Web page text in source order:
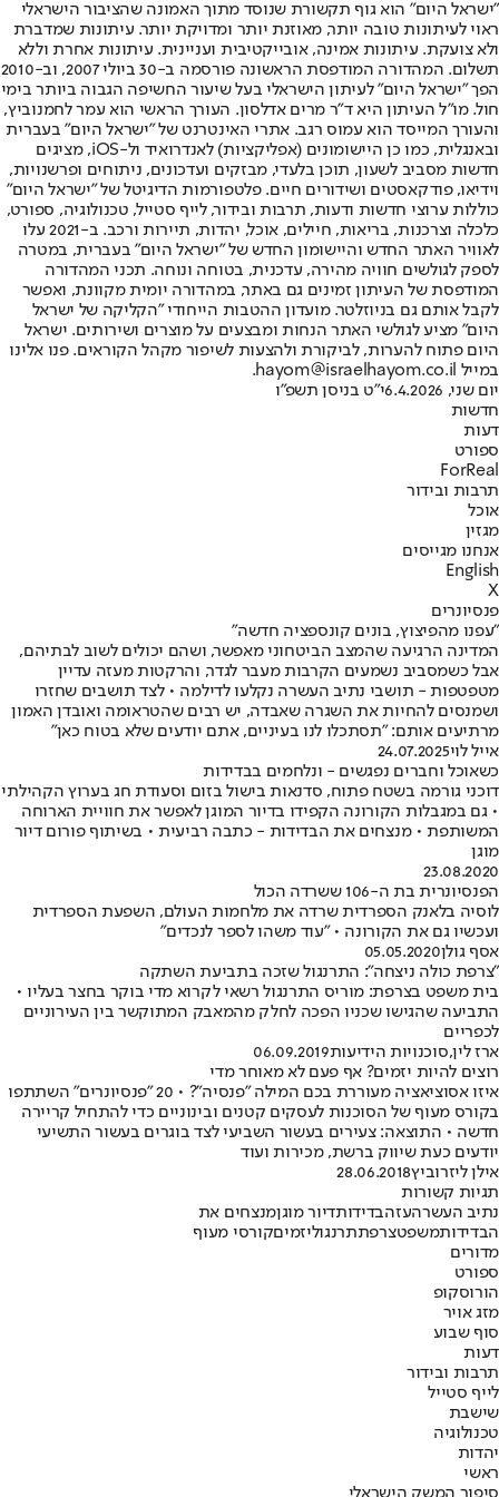
"ישראל היום" הוא גוף תקשורת שנוסד מתוך האמונה שהציבור הישראלי
ראוי לעיתונות טובה יותר, מאוזנת יותר ומדויקת יותר. עיתונות שמדברת
ולא צועקת. עיתונות אמינה, אובייקטיבית ועניינית. עיתונות אחרת וללא
תשלום. המהדורה המודפסת הראשונה פורסמה ב-30 ביולי 2007, וב-2010
הפך "ישראל היום" לעיתון הישראלי בעל שיעור החשיפה הגבוה ביותר בימי
חול. מו"ל העיתון היא ד"ר מרים אדלסון. העורך הראשי הוא עמר לחמנוביץ,
והעורך המייסד הוא עמוס רגב. אתרי האינטרנט של "ישראל היום" בעברית
ובאנגלית, כמו כן היישומונים (אפליקציות) לאנדרואיד ול-iOS, מציגים
חדשות מסביב לשעון, תוכן בלעדי, מבזקים ועדכונים, ניתוחים ופרשנויות,
וידיאו, פודקאסטים ושידורים חיים. פלטפורמות הדיגיטל של "ישראל היום"
כוללות ערוצי חדשות ודעות, תרבות ובידור, לייף סטייל, טכנולוגיה, ספורט,
כלכלה וצרכנות, בריאות, חיילים, אוכל, יהדות, תיירות ורכב. ב-2021 עלו
לאוויר האתר החדש והיישומון החדש של "ישראל היום" בעברית, במטרה
לספק לגולשים חוויה מהירה, עדכנית, בטוחה ונוחה. תכני המהדורה
המודפסת של העיתון זמינים גם באתר, במהדורה יומית מקוונת, ואפשר
לקבל אותם גם בניוזלטר. מועדון ההטבות הייחודי "הקליקה של ישראל
היום" מציע לגולשי האתר הנחות ומבצעים על מוצרים ושירותים. ישראל
היום פתוח להערות, לביקורת ולהצעות לשיפור מקהל הקוראים. פנו אלינו
במייל hayom@israelhayom.co.il.
יום שני, 6.4.2026
י"ט בניסן תשפ"ו
חדשות
דעות
ספורט
ForReal
תרבות ובידור
אוכל
מגזין
אנחנו מגייסים
English
X
פנסיונרים
"עפנו מהפיצוץ, בונים קונספציה חדשה"
המדינה הרגיעה שהמצב הביטחוני מאפשר, ושהם יכולים לשוב לבתיהם,
אבל כשמסביב נשמעים הקרבות מעבר לגדר, והרקטות מעזה עדיין
מטפטפות - תושבי נתיב העשרה נקלעו לדילמה • לצד תושבים שחזרו
ושמנסים להחיות את השגרה שאבדה, יש רבים שהטראומה ואובדן האמון
מרתיעים אותם: "תסתכלו לנו בעיניים, אתם יודעים שלא בטוח כאן"
אייל לוי24.07.2025
כשאוכל וחברים נפגשים - ונלחמים בבדידות
דוכני גורמה בשטח פתוח, סדנאות בישול בזום וסעודת חג בערוץ הקהילתי
• גם במגבלות הקורונה הקפידו בדיור המוגן לאפשר את חוויית הארוחה
המשותפת • מנצחים את הבדידות - כתבה רביעית • בשיתוף פורום דיור
מוגן
23.08.2020
הפנסיונרית בת ה-106 ששרדה הכול
לוסיה בלאנק הספרדית שרדה את מלחמות העולם, השפעת הספרדית
ועכשיו גם את הקורונה • "עוד משהו לספר לנכדים"
אסף גולן05.05.2020
"צרפת כולה ניצחה": התרנגול שזכה בתביעת השתקה
בית משפט בצרפת: מוריס התרנגול רשאי לקרוא מדי בוקר בחצר בעליו •
התביעה שהגישו שכניו הפכה לחלק מהמאבק המתוקשר בין העירוניים
לכפריים
ארז לין,סוכנויות הידיעות06.09.2019
רוצים להיות יזמים? אף פעם לא מאוחר מדי
איזו אסוציאציה מעוררת בכם המילה "פנסיה"? • 20 "פנסיונרים" השתתפו
בקורס מעוף של הסוכנות לעסקים קטנים ובינוניים כדי להתחיל קריירה
חדשה • התוצאה: צעירים בעשור השביעי לצד בוגרים בעשור התשיעי
יודעים כעת שיווק ברשת, מכירות ועוד
אילן ליזרוביץ28.06.2018
תגיות קשורות
נתיב העשרהעזהבדידותדיור מוגןמנצחים את
הבדידותמשפטצרפתתרנגוליזמיםקורסי מעוף
מדורים
ספורט
הורוסקופ
מזג אויר
סוף שבוע
דעות
תרבות ובידור
לייף סטייל
שישבת
טכנולוגיה
יהדות
ראשי